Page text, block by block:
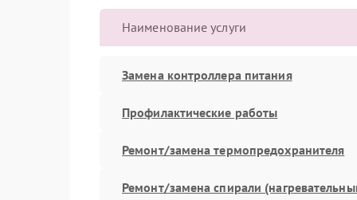
Наименование услуги
Замена контроллера питания
Профилактические работы
Ремонт/замена термопредохранителя
Ремонт/замена спирали